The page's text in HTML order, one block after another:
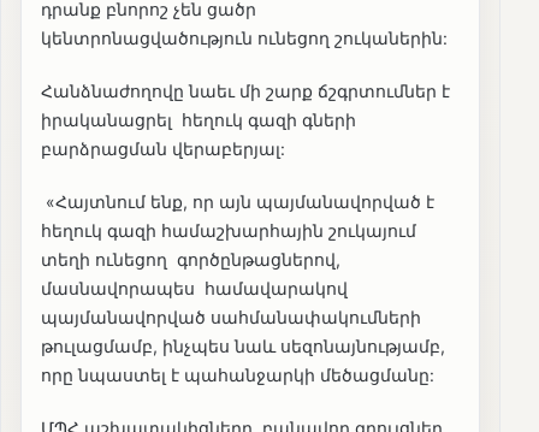
դրանք բնորոշ չեն ցածր
կենտրոնացվածություն ունեցող շուկաներին:
Հանձնաժողովը նաեւ մի շարք ճշգրտումներ է
իրականացրել հեղուկ գազի գների
բարձրացման վերաբերյալ:
«Հայտնում ենք, որ այն պայմանավորված է
հեղուկ գազի համաշխարհային շուկայում
տեղի ունեցող գործընթացներով,
մասնավորապես համավարակով
պայմանավորված սահմանափակումների
թուլացմամբ, ինչպես նաև սեզոնայնությամբ,
որը նպաստել է պահանջարկի մեծացմանը: